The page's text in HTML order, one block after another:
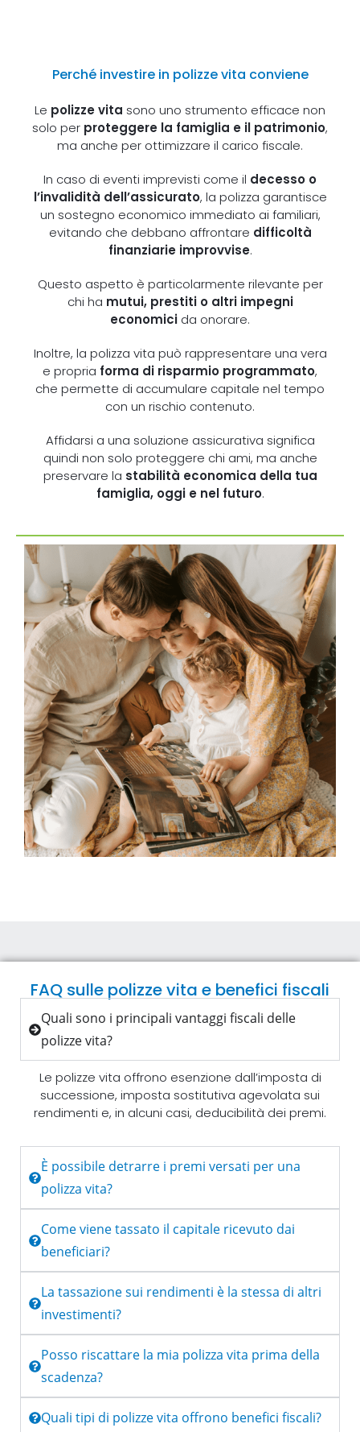
Perché investire in polizze vita conviene
Le polizze vita sono uno strumento efficace non
solo per proteggere la famiglia e il patrimonio,
ma anche per ottimizzare il carico fiscale.
In caso di eventi imprevisti come il decesso o
l’invalidità dell’assicurato, la polizza garantisce
un sostegno economico immediato ai familiari,
evitando che debbano affrontare difficoltà
finanziarie improvvise.
Questo aspetto è particolarmente rilevante per
chi ha mutui, prestiti o altri impegni
economici da onorare.
Inoltre, la polizza vita può rappresentare una vera
e propria forma di risparmio programmato,
che permette di accumulare capitale nel tempo
con un rischio contenuto.
Affidarsi a una soluzione assicurativa significa
quindi non solo proteggere chi ami, ma anche
preservare la stabilità economica della tua
famiglia, oggi e nel futuro.
FAQ sulle polizze vita e benefici fiscali
Quali sono i principali vantaggi fiscali delle
polizze vita?
Le polizze vita offrono esenzione dall’imposta di
successione, imposta sostitutiva agevolata sui
rendimenti e, in alcuni casi, deducibilità dei premi.
È possibile detrarre i premi versati per una
polizza vita?
Come viene tassato il capitale ricevuto dai
beneficiari?
La tassazione sui rendimenti è la stessa di altri
investimenti?
Posso riscattare la mia polizza vita prima della
scadenza?
Quali tipi di polizze vita offrono benefici fiscali?